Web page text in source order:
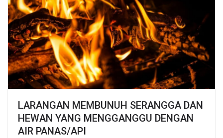
LARANGAN MEMBUNUH SERANGGA DAN
HEWAN YANG MENGGANGGU DENGAN
AIR PANAS/API